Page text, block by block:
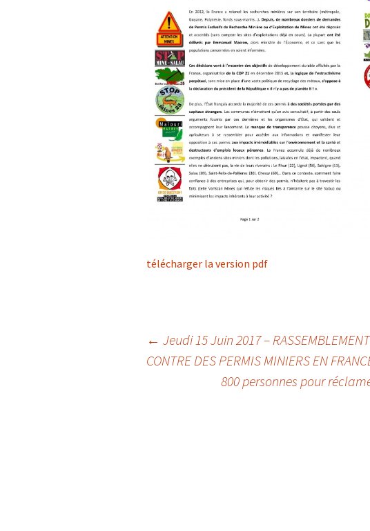
télécharger la version pdf
Navigation
← Jeudi 15 Juin 2017 –
CONTRE DES PERMIS MINIERS EN
800 personnes pour